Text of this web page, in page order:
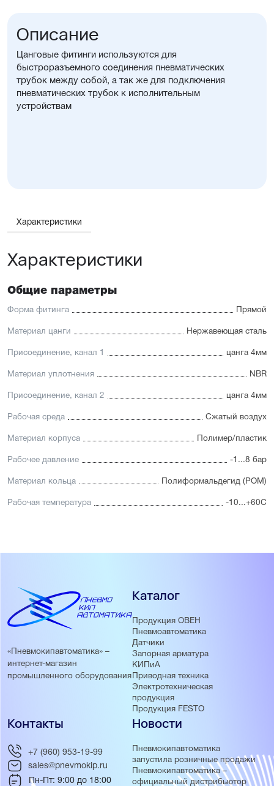
Описание
Цанговые фитинги используются для
быстроразъемного соединения пневматических
трубок между собой, а так же для подключения
пневматических трубок к исполнительным
устройствам
Характеристики
Характеристики
Общие параметры
Форма фитинга Прямой
Материал цанги Нержавеющая сталь
Присоединение, канал 1 цанга 4мм
Материал уплотнения NBR
Присоединение, канал 2 цанга 4мм
Рабочая среда Сжатый воздух
Материал корпуса Полимер/пластик
Рабочее давление -1...8 бар
Материал кольца Полиформальдегид (POM)
Рабочая температура -10...+60С
«Пневмокипавтоматика» –
интернет-магазин
промышленного оборудования
Каталог
Продукция ОВЕН
Пневмоавтоматика
Датчики
Запорная арматура
КИПиА
Приводная техника
Электротехническая
продукция
Продукция FESTO
Новости
Пневмокипавтоматика
запустила розничные продажи
Пневмокипавтоматика –
официальный дистрибьютор
Контакты
+7 (960) 953-19-99
sales@pnevmokip.ru
Пн-Пт: 9:00 до 18:00